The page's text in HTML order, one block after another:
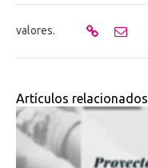
valores.
Artículos relacionados